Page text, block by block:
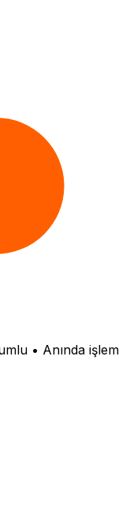
• Anında işlem